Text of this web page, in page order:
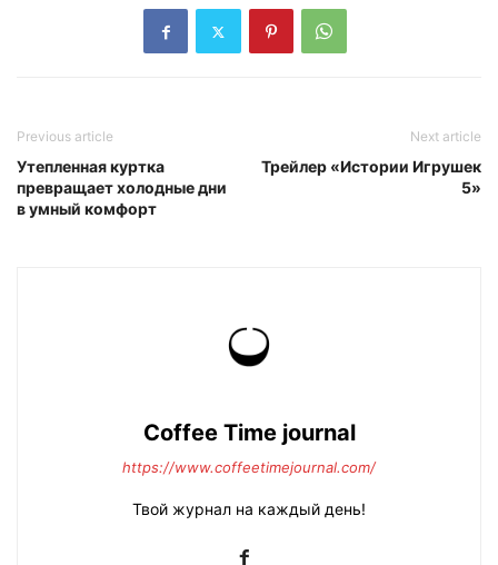
Previous article
Утепленная куртка
превращает холодные дни
в умный комфорт
Next article
Трейлер «Истории Игрушек
5»
Coffee Time journal
https://www.coffeetimejournal.com/
Твой журнал на каждый день!